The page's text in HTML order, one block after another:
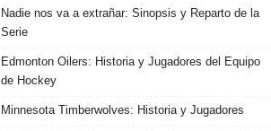
Nadie nos va a extrañar: Sinopsis y Reparto de la
Serie
Edmonton Oilers: Historia y Jugadores del Equipo
de Hockey
Minnesota Timberwolves: Historia y Jugadores